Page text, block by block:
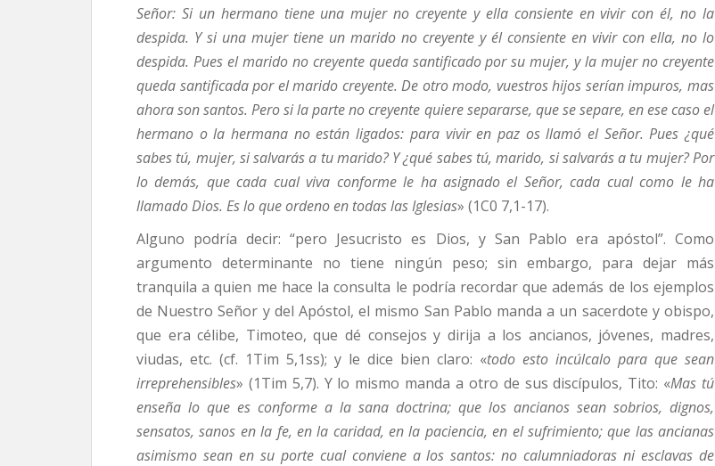
Señor: Si un hermano tiene una mujer no creyente y ella consiente en vivir con él, no la
despida. Y si una mujer tiene un marido no creyente y él consiente en vivir con ella, no lo
despida. Pues el marido no creyente queda santificado por su mujer, y la mujer no creyente
queda santificada por el marido creyente. De otro modo, vuestros hijos serían impuros, mas
ahora son santos. Pero si la parte no creyente quiere separarse, que se separe, en ese caso el
hermano o la hermana no están ligados: para vivir en paz os llamó el Señor. Pues ¿qué
sabes tú, mujer, si salvarás a tu marido? Y ¿qué sabes tú, marido, si salvarás a tu mujer? Por
lo demás, que cada cual viva conforme le ha asignado el Señor, cada cual como le ha
llamado Dios. Es lo que ordeno en todas las Iglesias» (1C0 7,1-17).
Alguno podría decir: “pero Jesucristo es Dios, y San Pablo era apóstol”. Como
argumento determinante no tiene ningún peso; sin embargo, para dejar más
tranquila a quien me hace la consulta le podría recordar que además de los ejemplos
de Nuestro Señor y del Apóstol, el mismo San Pablo manda a un sacerdote y obispo,
que era célibe, Timoteo, que dé consejos y dirija a los ancianos, jóvenes, madres,
viudas, etc. (cf. 1Tim 5,1ss); y le dice bien claro: «todo esto incúlcalo para que sean
irreprehensibles» (1Tim 5,7). Y lo mismo manda a otro de sus discípulos, Tito: «Mas tú
enseña lo que es conforme a la sana doctrina; que los ancianos sean sobrios, dignos,
sensatos, sanos en la fe, en la caridad, en la paciencia, en el sufrimiento; que las ancianas
asimismo sean en su porte cual conviene a los santos: no calumniadoras ni esclavas de